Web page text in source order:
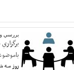
بررسي